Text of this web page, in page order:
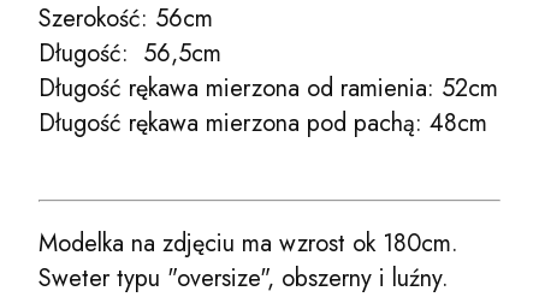
Szerokość: 56cm
Długość: 56,5cm
Długość rękawa mierzona od ramienia: 52cm
Długość rękawa mierzona pod pachą: 48cm
Modelka na zdjęciu ma wzrost ok 180cm.
Sweter typu "oversize", obszerny i luźny.